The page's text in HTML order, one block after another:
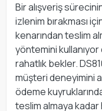
Bir alışveriş
izlenim bırakması
kenarından teslim
yöntemini
rahatlık bekler.
müşteri deneyimini
ödeme
teslim almaya